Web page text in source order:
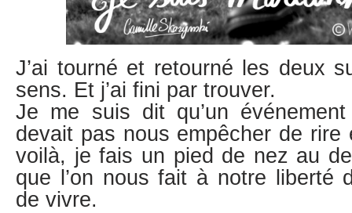
J’ai tourné et retourné les deux
sens. Et j’ai fini par trouver.
Je me suis dit qu’un
devait pas nous empêcher de rire
voilà, je fais un pied de nez au
que l’on nous fait à notre liberté
de vivre.